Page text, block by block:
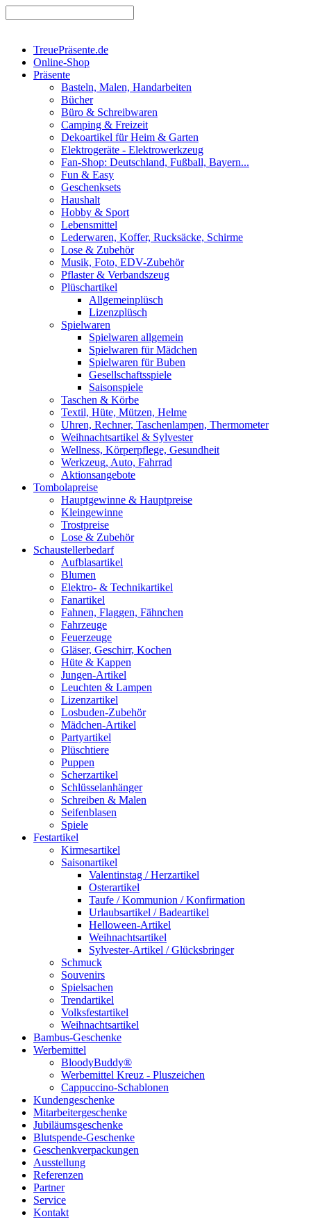
TreuePräsente.de
Online-Shop
Präsente
Basteln, Malen, Handarbeiten
Bücher
Büro & Schreibwaren
Camping & Freizeit
Dekoartikel für Heim & Garten
Elektrogeräte - Elektrowerkzeug
Fan-Shop: Deutschland, Fußball, Bayern...
Fun & Easy
Geschenksets
Haushalt
Hobby & Sport
Lebensmittel
Lederwaren, Koffer, Rucksäcke, Schirme
Lose & Zubehör
Musik, Foto, EDV-Zubehör
Pflaster & Verbandszeug
Plüschartikel
Allgemeinplüsch
Lizenzplüsch
Spielwaren
Spielwaren allgemein
Spielwaren für Mädchen
Spielwaren für Buben
Gesellschaftsspiele
Saisonspiele
Taschen & Körbe
Textil, Hüte, Mützen, Helme
Uhren, Rechner, Taschenlampen, Thermometer
Weihnachtsartikel & Sylvester
Wellness, Körperpflege, Gesundheit
Werkzeug, Auto, Fahrrad
Aktionsangebote
Tombolapreise
Hauptgewinne & Hauptpreise
Kleingewinne
Trostpreise
Lose & Zubehör
Schaustellerbedarf
Aufblasartikel
Blumen
Elektro- & Technikartikel
Fanartikel
Fahnen, Flaggen, Fähnchen
Fahrzeuge
Feuerzeuge
Gläser, Geschirr, Kochen
Hüte & Kappen
Jungen-Artikel
Leuchten & Lampen
Lizenzartikel
Losbuden-Zubehör
Mädchen-Artikel
Partyartikel
Plüschtiere
Puppen
Scherzartikel
Schlüsselanhänger
Schreiben & Malen
Seifenblasen
Spiele
Festartikel
Kirmesartikel
Saisonartikel
Valentinstag / Herzartikel
Osterartikel
Taufe / Kommunion / Konfirmation
Urlaubsartikel / Badeartikel
Helloween-Artikel
Weihnachtsartikel
Sylvester-Artikel / Glücksbringer
Schmuck
Souvenirs
Spielsachen
Trendartikel
Volksfestartikel
Weihnachtsartikel
Bambus-Geschenke
Werbemittel
BloodyBuddy®
Werbemittel Kreuz - Pluszeichen
Cappuccino-Schablonen
Kundengeschenke
Mitarbeitergeschenke
Jubiläumsgeschenke
Blutspende-Geschenke
Geschenkverpackungen
Ausstellung
Referenzen
Partner
Service
Kontakt